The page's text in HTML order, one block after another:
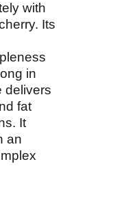
with
Its
in
delivers
fat
It
an